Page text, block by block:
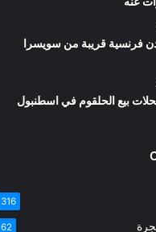
5 مدن فرنسية قريبة من سويسرا
8 محلات بيع الحلقوم في اسطنبول
316
62